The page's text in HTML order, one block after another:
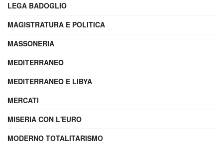
LEGA BADOGLIO
MAGISTRATURA E POLITICA
MASSONERIA
MEDITERRANEO
MEDITERRANEO E LIBYA
MERCATI
MISERIA CON L'EURO
MODERNO TOTALITARISMO